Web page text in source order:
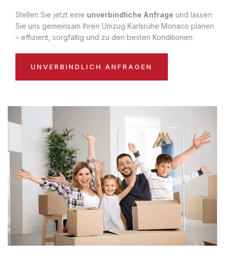
Stellen Sie jetzt eine unverbindliche Anfrage und lassen
Sie uns gemeinsam Ihren Umzug Karlsruhe Monaco planen
– effizient, sorgfältig und zu den besten Konditionen:
UNVERBINDLICH ANFRAGEN